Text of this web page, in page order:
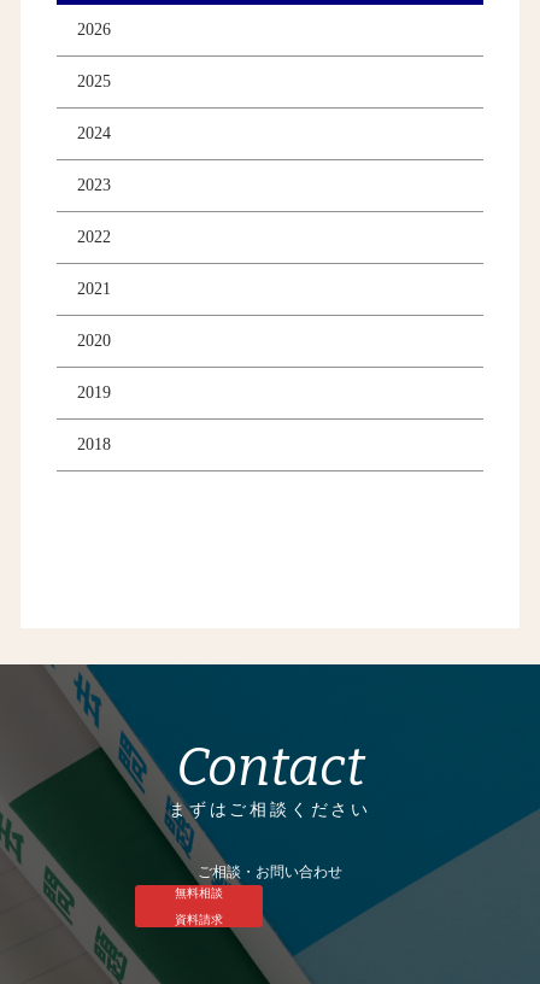
2026
2025
2024
2023
2022
2021
2020
2019
2018
Contact
まずはご相談ください
ご相談・お問い合わせ
無料相談
資料請求